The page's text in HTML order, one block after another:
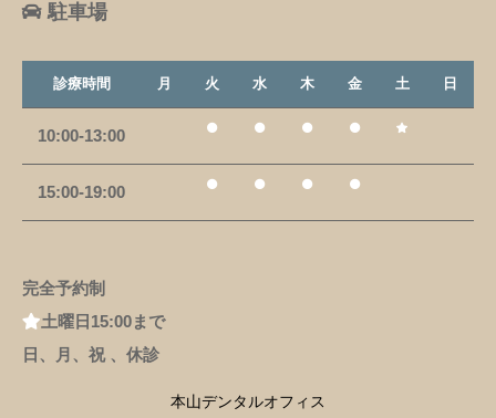
駐車場
診療時間 月 火 水 木 金 土 日
10:00-13:00
15:00-19:00
完全予約制
土曜日15:00まで
日、月、祝 、休診
本山デンタルオフィス